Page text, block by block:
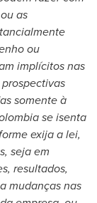
as
ou
implícitos nas
somente à
se isenta
exija a lei,
seja em
resultados,
mudanças nas